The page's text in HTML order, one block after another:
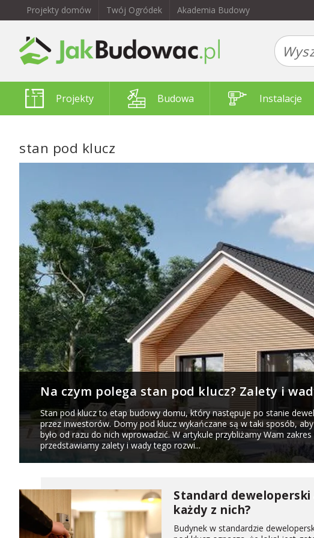
Projekty domów Twój Ogródek Akademia Budowy
Projekty Budowa Instalacje
stan pod klucz
Na czym polega stan pod klucz? Zalety i
Stan pod klucz to etap budowy domu, który następuje po stanie
przez inwestorów. Domy pod klucz wykańczane są w taki sposób,
było od razu do nich wprowadzić. W artykule przybliżamy Wam
przedstawiamy zalety i wady tego rozwi...
Standard deweloperski
każdy z nich?
Budynek w standardzie